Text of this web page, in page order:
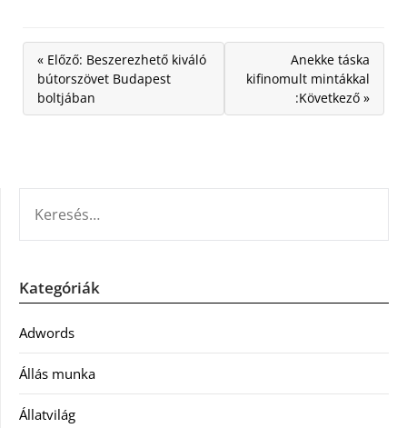
« Előző: Beszerezhető kiváló
bútorszövet Budapest
boltjában
Anekke táska
kifinomult mintákkal
:Következő »
Kategóriák
Adwords
Állás munka
Állatvilág